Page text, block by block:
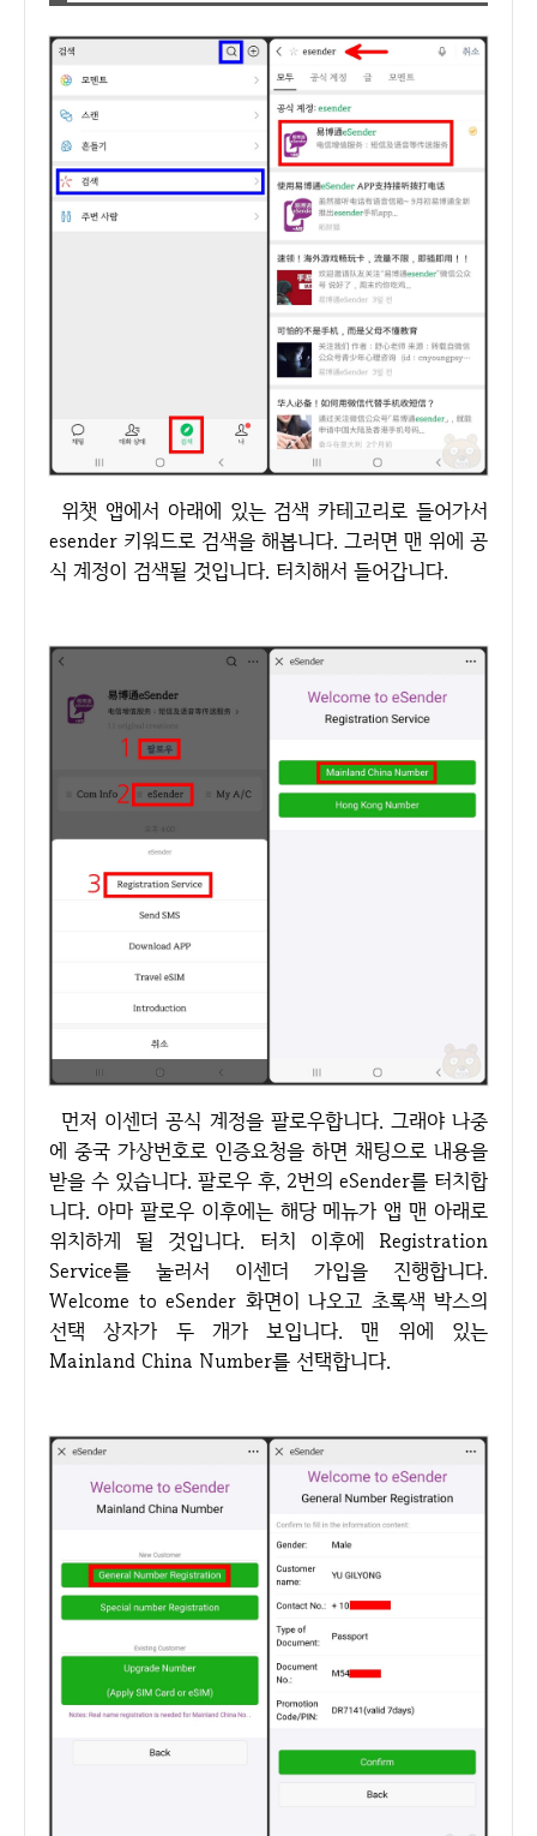
위챗 앱에서 아래에 있는 검색 카테고리로 들어가서
esender 키워드로 검색을 해봅니다. 그러면 맨 위에 공
식 계정이 검색될 것입니다. 터치해서 들어갑니다.
먼저 이센더 공식 계정을 팔로우합니다. 그래야 나중
에 중국 가상번호로 인증요청을 하면 채팅으로 내용을
받을 수 있습니다. 팔로우 후, 2번의 eSender를 터치합
니다. 아마 팔로우 이후에는 해당 메뉴가 앱 맨 아래로
위치하게 될 것입니다. 터치 이후에 Registration
Service를 눌러서 이센더 가입을 진행합니다.
Welcome to eSender 화면이 나오고 초록색 박스의
선택 상자가 두 개가 보입니다. 맨 위에 있는
Mainland China Number를 선택합니다.